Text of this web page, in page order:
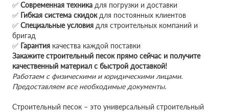
✅ Современная техника для погрузки и доставки
✅ Гибкая система скидокдля постоянных клиентов
✅ Специальные условия для строительных компаний и
бригад
✅ Гарантия качества каждой поставки
Закажите строительный песок прямо сейчас и получите
качественный материал с быстрой доставкой!
Работаем с физическими и юридическими лицами.
Предоставляем все необходимые документы.
Строительный песок – это универсальный строительный